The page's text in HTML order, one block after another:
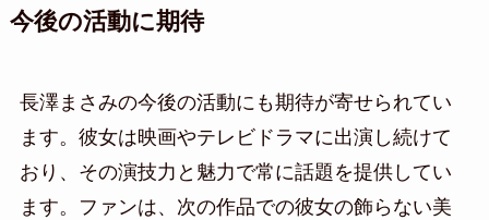
今後の活動に期待
長澤まさみの今後の活動にも期待が寄せられてい
ます。彼女は映画やテレビドラマに出演し続けて
おり、その演技力と魅力で常に話題を提供してい
ます。ファンは、次の作品での彼女の飾らない美